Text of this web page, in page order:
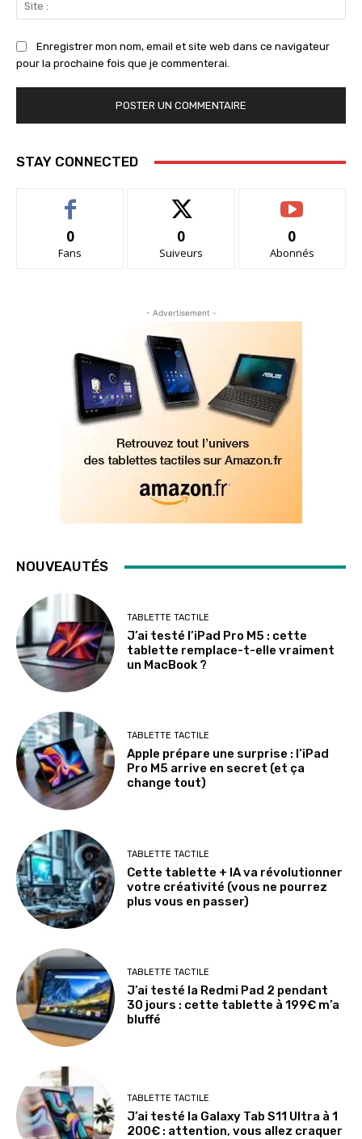
:
Enregistrer mon nom, email et site web dans ce navigateur
pour la prochaine fois que je commenterai.
STAY CONNECTED
0
Fans
0
Suiveurs
0
Abonnés
- Advertisement -
NOUVEAUTÉS
TABLETTE TACTILE
J’ai testé l’iPad Pro M5 : cette
tablette remplace-t-elle vraiment
un MacBook ?
TABLETTE TACTILE
Apple prépare une surprise : l’iPad
Pro M5 arrive en secret (et ça
change tout)
TABLETTE TACTILE
Cette tablette + IA va révolutionner
votre créativité (vous ne pourrez
plus vous en passer)
TABLETTE TACTILE
J’ai testé la Redmi Pad 2 pendant
30 jours : cette tablette à 199€ m’a
bluffé
TABLETTE TACTILE
J’ai testé la Galaxy Tab S11 Ultra à 1
200€ : attention, vous allez craquer